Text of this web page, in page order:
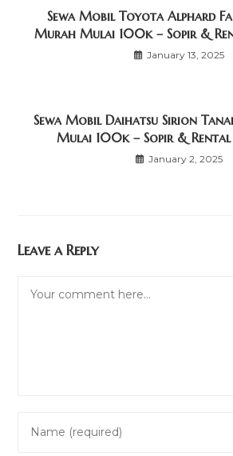
Sewa Mobil Toyota Alphard
Murah Mulai 100k – Sopir &
January 13, 2025
Sewa Mobil Daihatsu Sirion
Mulai 100k – Sopir & Rental
January 2, 2025
Leave a Reply
your